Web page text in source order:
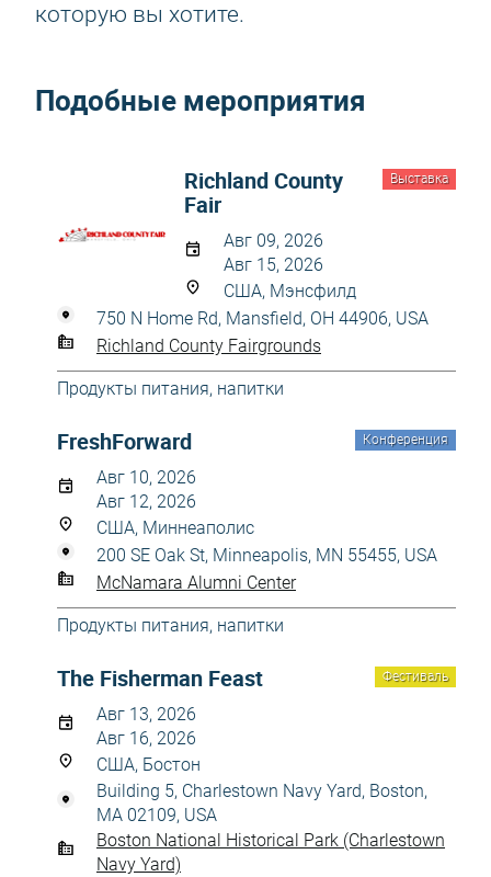
которую вы хотите.
Подобные мероприятия
Выставка
Richland County
Fair
Авг 09, 2026
Авг 15, 2026
США, Мэнсфилд
750 N Home Rd, Mansfield, OH 44906, USA
Richland County Fairgrounds
Продукты питания, напитки
Конференция
FreshForward
Авг 10, 2026
Авг 12, 2026
США, Миннеаполис
200 SE Oak St, Minneapolis, MN 55455, USA
McNamara Alumni Center
Продукты питания, напитки
Фестиваль
The Fisherman Feast
Авг 13, 2026
Авг 16, 2026
США, Бостон
Building 5, Charlestown Navy Yard, Boston,
MA 02109, USA
Boston National Historical Park (Charlestown
Navy Yard)